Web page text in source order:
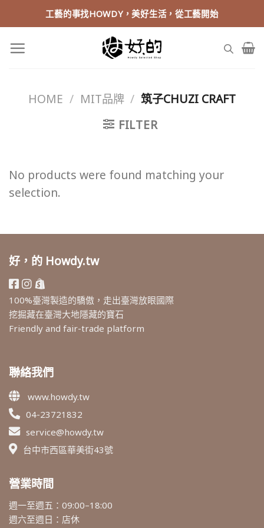
to
content
工藝的事找HOWDY，美好生活，從工藝開始
HOME / MIT品牌 / 筑子CHUZI CRAFT
FILTER
No products were found matching your
selection.
好，的 Howdy.tw
100%臺灣製造的驕傲，走出臺灣放眼國際
挖掘藏在臺灣大地隱藏的寶石
Friendly and fair-trade platform
聯絡我們
www.howdy.tw
04-23721832
service@howdy.tw
台中市西區華美街43號
營業時間
週一至週五：09:00–18:00
週六至週日：店休